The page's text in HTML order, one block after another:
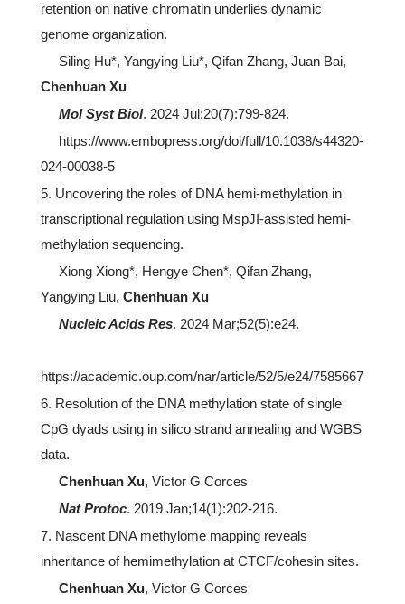
retention on native chromatin underlies dynamic
genome organization.
Siling Hu*, Yangying Liu*, Qifan Zhang, Juan Bai,
Chenhuan Xu
Mol Syst Biol. 2024 Jul;20(7):799-824.
https://www.embopress.org/doi/full/10.1038/s44320-
024-00038-5
5. Uncovering the roles of DNA hemi-methylation in
transcriptional regulation using MspJI-assisted hemi-
methylation sequencing.
Xiong Xiong*, Hengye Chen*, Qifan Zhang,
Yangying Liu, Chenhuan Xu
Nucleic Acids Res. 2024 Mar;52(5):e24.
https://academic.oup.com/nar/article/52/5/e24/7585667
6. Resolution of the DNA methylation state of single
CpG dyads using in silico strand annealing and WGBS
data.
Chenhuan Xu, Victor G Corces
Nat Protoc. 2019 Jan;14(1):202-216.
7. Nascent DNA methylome mapping reveals
inheritance of hemimethylation at CTCF/cohesin sites.
Chenhuan Xu, Victor G Corces